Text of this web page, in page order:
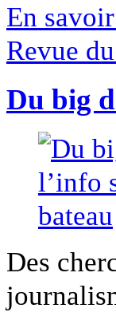
En
Revue
Du big
Des